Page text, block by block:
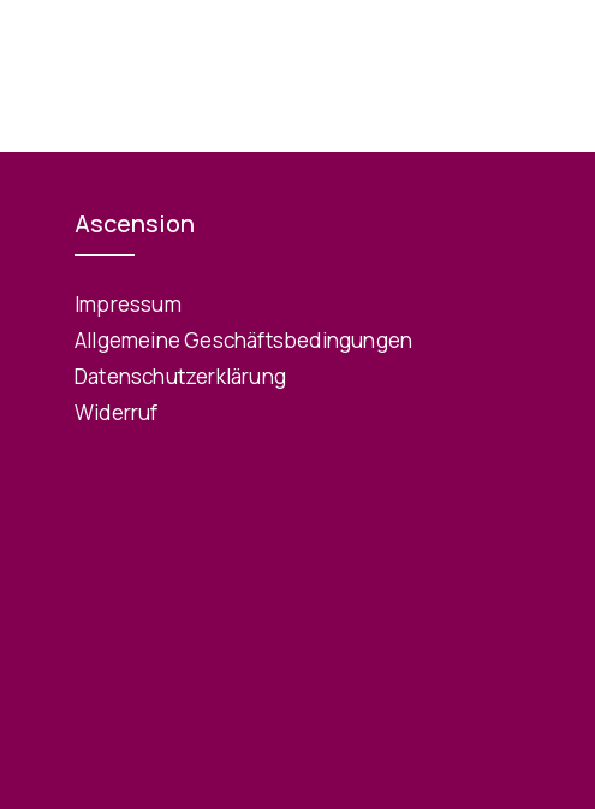
Ascension
Impressum
Allgemeine Geschäftsbedingungen
Datenschutzerklärung
Widerruf